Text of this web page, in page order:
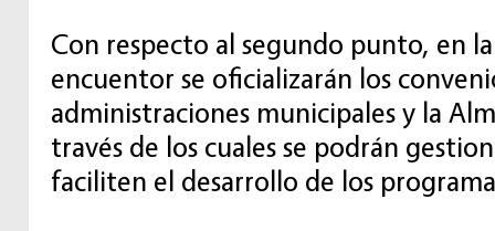
Con respecto al segundo punto, en
encuentor se oficializarán los
administraciones municipales y la
través de los cuales se podrán
faciliten el desarrollo de los